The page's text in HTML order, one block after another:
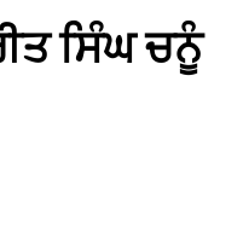
ਸਿੰਘ ਚਨੂੰ